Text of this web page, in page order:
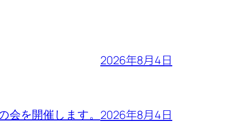
2026年8月4日
会を開催します。 2026年8月4日